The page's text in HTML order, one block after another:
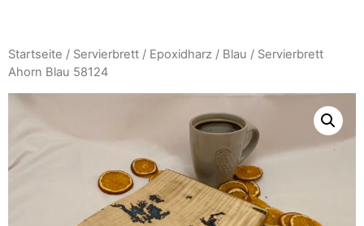
Startseite / Servierbrett / Epoxidharz / Blau / Servierbrett
Ahorn Blau 58124